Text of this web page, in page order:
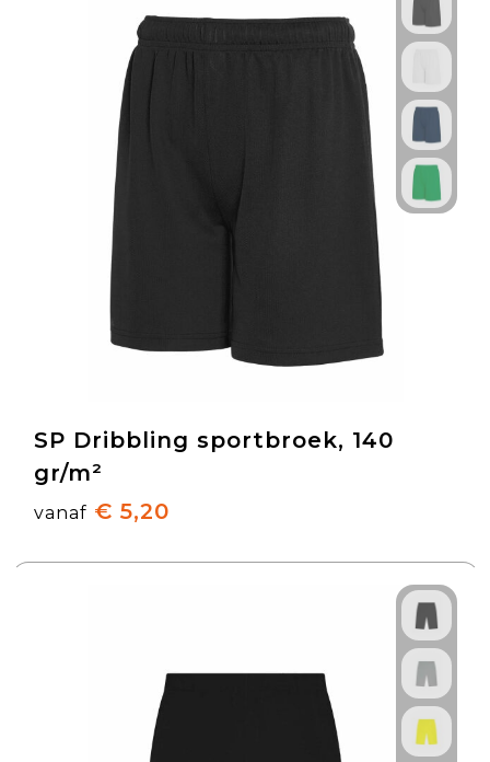
SP Dribbling sportbroek, 140
gr/m²
vanaf € 5,20